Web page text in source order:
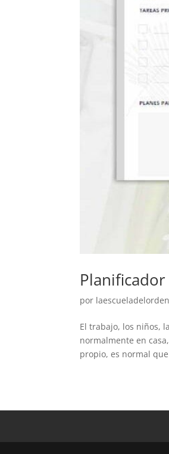
por laescueladelorden
El trabajo, los niños,
normalmente en
propio, es normal